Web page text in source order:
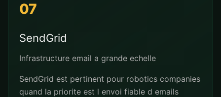
07
SendGrid
Infrastructure email a grande echelle
SendGrid est pertinent pour robotics companies
quand la priorite est l envoi fiable d emails